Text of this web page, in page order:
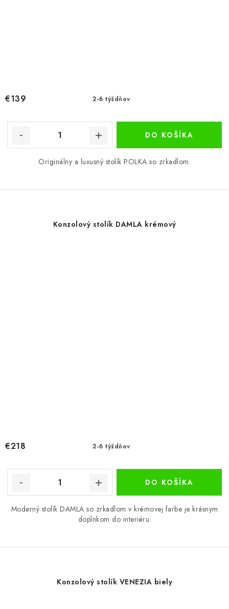
2-6 týždňov
€139
DO KOŠÍKA
Originálny a luxusný stolík POLKA so zrkadlom.
Konzolový stolík DAMLA krémový
2-6 týždňov
€218
DO KOŠÍKA
Moderný stolík DAMLA so zrkadlom v krémovej farbe je krásnym
doplnkom do interiéru.
Konzolový stolík VENEZIA biely